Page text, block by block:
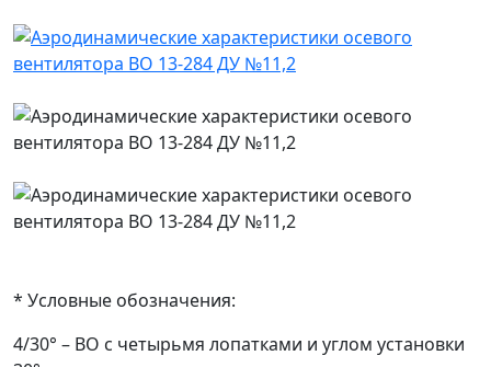
* Условные обозначения:
4/30° – ВО с четырьмя лопатками и углом установки